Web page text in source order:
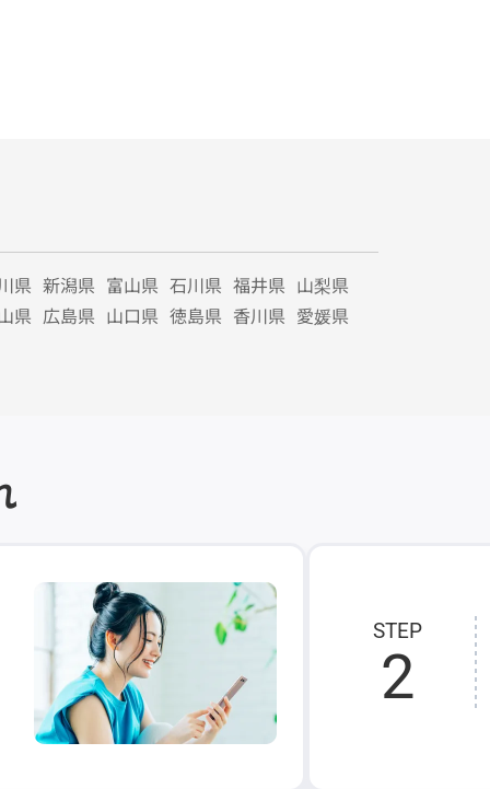
県 新潟県 富山県 石川県 福井県 山梨県
県 広島県 山口県 徳島県 香川県 愛媛県
STEP
2